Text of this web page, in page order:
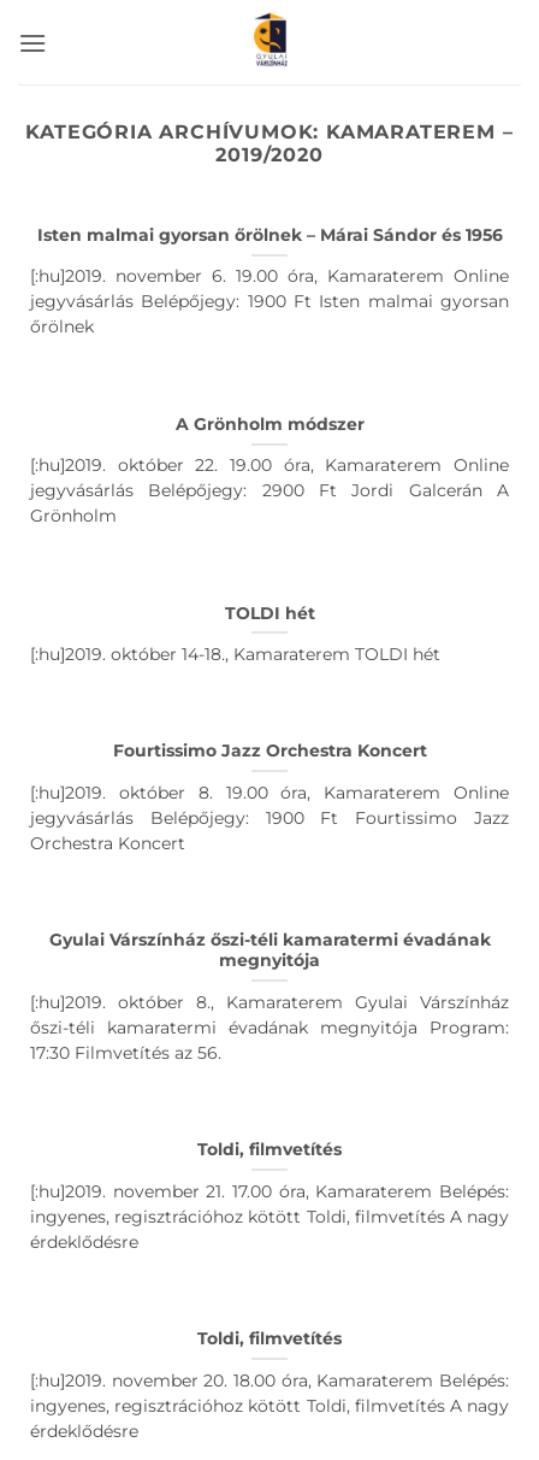
KATEGÓRIA ARCHÍVUMOK: KAMARATEREM –
2019/2020
Isten malmai gyorsan őrölnek – Márai Sándor és 1956
[:hu]2019. november 6. 19.00 óra, Kamaraterem Online
jegyvásárlás Belépőjegy: 1900 Ft Isten malmai gyorsan
őrölnek
A Grönholm módszer
[:hu]2019. október 22. 19.00 óra, Kamaraterem Online
jegyvásárlás Belépőjegy: 2900 Ft Jordi Galcerán A
Grönholm
TOLDI hét
[:hu]2019. október 14-18., Kamaraterem TOLDI hét
Fourtissimo Jazz Orchestra Koncert
[:hu]2019. október 8. 19.00 óra, Kamaraterem Online
jegyvásárlás Belépőjegy: 1900 Ft Fourtissimo Jazz
Orchestra Koncert
Gyulai Várszínház őszi-téli kamaratermi évadának
megnyitója
[:hu]2019. október 8., Kamaraterem Gyulai Várszínház
őszi-téli kamaratermi évadának megnyitója Program:
17:30 Filmvetítés az 56.
Toldi, filmvetítés
[:hu]2019. november 21. 17.00 óra, Kamaraterem Belépés:
ingyenes, regisztrációhoz kötött Toldi, filmvetítés A nagy
érdeklődésre
Toldi, filmvetítés
[:hu]2019. november 20. 18.00 óra, Kamaraterem Belépés:
ingyenes, regisztrációhoz kötött Toldi, filmvetítés A nagy
érdeklődésre